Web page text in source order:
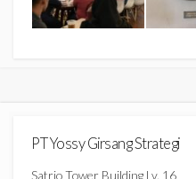
PT Yossy Girsang Strategi
Satrio Tower Building Lv. 16